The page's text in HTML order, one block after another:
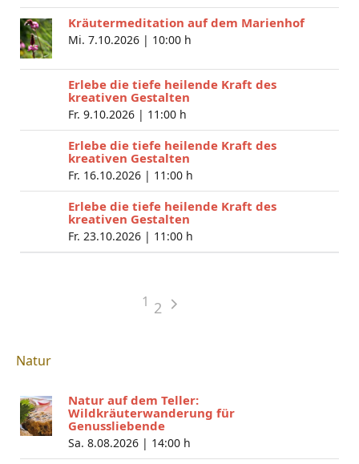
Kräutermeditation auf dem Marienhof
Mi. 7.10.2026 | 10:00 h
Erlebe die tiefe heilende Kraft des
kreativen Gestalten
Fr. 9.10.2026 | 11:00 h
Erlebe die tiefe heilende Kraft des
kreativen Gestalten
Fr. 16.10.2026 | 11:00 h
Erlebe die tiefe heilende Kraft des
kreativen Gestalten
Fr. 23.10.2026 | 11:00 h
1 2
Natur
Natur auf dem Teller:
Wildkräuterwanderung für
Genussliebende
Sa. 8.08.2026 | 14:00 h